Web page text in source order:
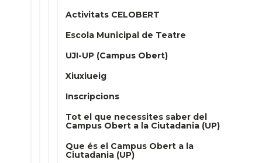
Activitats CELOBERT
Escola Municipal de Teatre
UJI-UP (Campus Obert)
Xiuxiueig
Inscripcions
Tot el que necessites saber del
Campus Obert a la Ciutadania (UP)
Que és el Campus Obert a la
Ciutadania (UP)